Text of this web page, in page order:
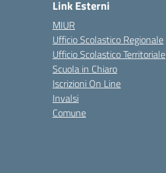
Link Esterni
MIUR
Ufficio Scolastico Regionale
Ufficio Scolastico Territoriale
Scuola in Chiaro
Iscrizioni On Line
Invalsi
Comune